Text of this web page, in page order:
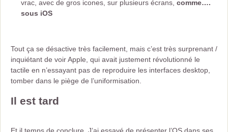
vrac, avec de gros icones, sur plusieurs écrans, comme….
sous iOS
Tout ça se désactive très facilement, mais c’est très surprenant /
inquiétant de voir Apple, qui avait justement révolutionné le
tactile en n’essayant pas de reproduire les interfaces desktop,
tomber dans le piège de l’uniformisation.
Il est tard